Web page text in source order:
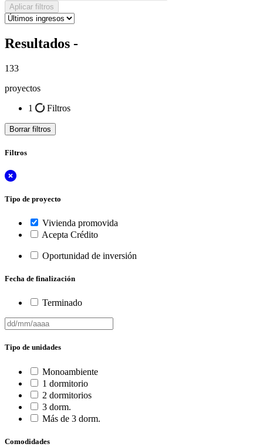
Aplicar filtros
Resultados -
133
proyectos
1
Filtros
Borrar filtros
Filtros
Tipo de proyecto
Vivienda promovida
Acepta Crédito
Oportunidad de inversión
Fecha de finalización
Terminado
Tipo de unidades
Monoambiente
1 dormitorio
2 dormitorios
3 dorm.
Más de 3 dorm.
Comodidades